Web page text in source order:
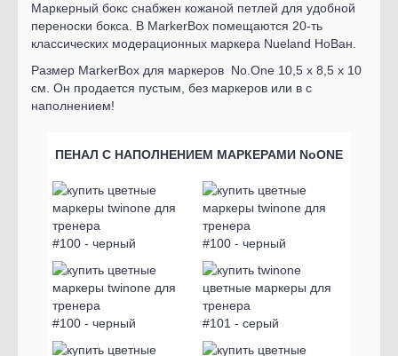
Маркерный бокс снабжен кожаной петлей для удобной
переноски бокса. В MarkerBox помещаются 20-ть
классических модерационных маркера Nueland НоВан.
Размер MarkerBox для маркеров No.One 10,5 х 8,5 х 10
см. Он продается пустым, без маркеров или в с
наполнением!
ПЕНАЛ С НАПОЛНЕНИЕМ МАРКЕРАМИ NoONE
#100 - черный #100 - черный
#100 - черный #101 - серый